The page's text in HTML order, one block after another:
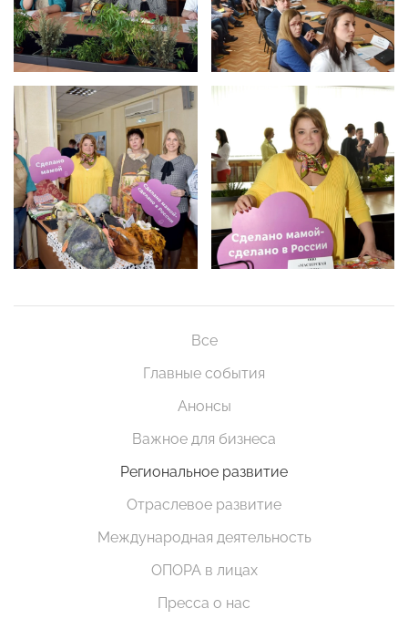
Все
Главные события
Анонсы
Важное для бизнеса
Региональное развитие
Отраслевое развитие
Международная деятельность
ОПОРА в лицах
Пресса о нас